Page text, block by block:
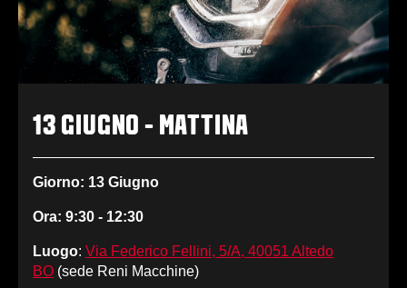
13 GIUGNO - MATTINA
Giorno: 13 Giugno
Ora: 9:30 - 12:30
Luogo: Via Federico Fellini, 5/A, 40051 Altedo
BO (sede Reni Macchine)